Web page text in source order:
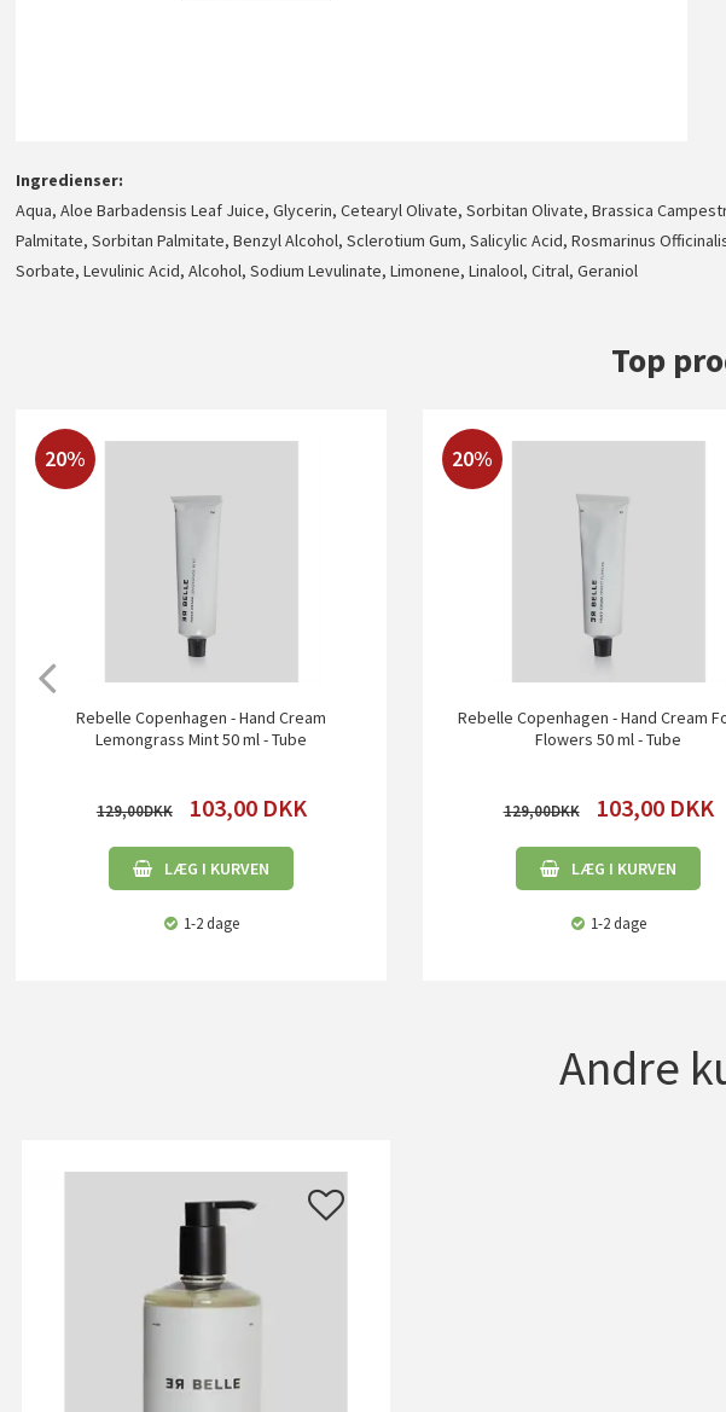
Ingredienser
Aqua, Aloe Barbadensis Leaf Juice, Glycerin, Cetearyl Olivate, Sorbitan Olivate, Brassica
Palmitate, Sorbitan Palmitate, Benzyl Alcohol, Sclerotium Gum, Salicylic Acid, Rosmarinus
Sorbate, Levulinic Acid, Alcohol, Sodium Levulinate, Limonene, Linalool, Citral, Geraniol
Top
20%
Rebelle Copenhagen - Hand Cream
Lemongrass Mint 50 ml - Tube
129,00 103,00 DKK
LÆG I KURVEN
1-2 dage
20%
Rebelle Copenhagen - Hand Cream
Flowers 50 ml - Tube
129,00 103,00 DKK
LÆG I KURVEN
1-2 dage
Andre